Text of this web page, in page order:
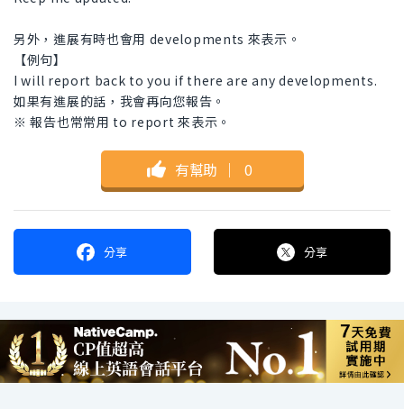
另外，進展有時也會用 developments 來表示。
【例句】
I will report back to you if there are any developments.
如果有進展的話，我會再向您報告。
※ 報告也常常用 to report 來表示。
有幫助 ｜ 0
分享 分享